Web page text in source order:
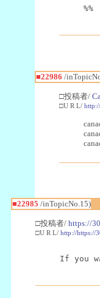
%%
■22986 /
□投稿者/
□U R L/
■22985 /inTopicNo.15)
□投稿者/ https://
□U R L/ http://https://
If you